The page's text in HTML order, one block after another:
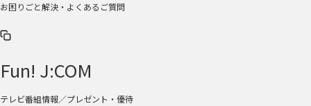
お困りごと解決・よくあるご質問
Fun! J:COM
テレビ番組情報／プレゼント・優待